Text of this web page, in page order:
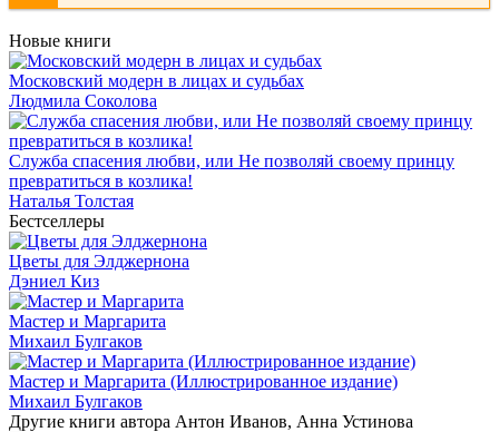
Новые книги
Московский модерн в лицах и судьбах
Людмила Соколова
Служба спасения любви, или Не позволяй своему принцу
превратиться в козлика!
Наталья Толстая
Бестселлеры
Цветы для Элджернона
Дэниел Киз
Мастер и Маргарита
Михаил Булгаков
Мастер и Маргарита (Иллюстрированное издание)
Михаил Булгаков
Другие книги автора Антон Иванов, Анна Устинова